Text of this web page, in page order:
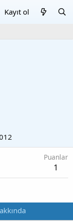
Kayıt ol
Puanlar
1